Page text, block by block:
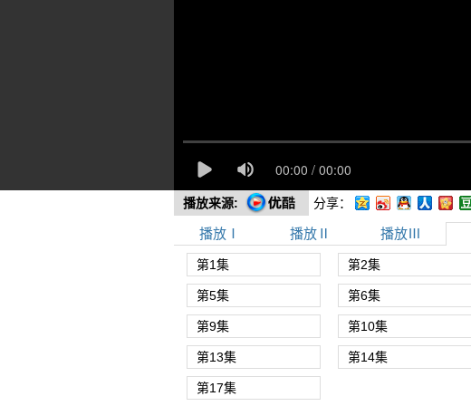
播放来源: 分享：
播放Ⅰ 播放Ⅱ 播放Ⅲ
第1集 第2集
第5集 第6集
第9集 第10集
第13集 第14集
第17集